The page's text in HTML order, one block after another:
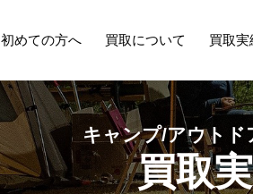
初めての方へ 買取について 買取実
キャンプ/アウトド
買取